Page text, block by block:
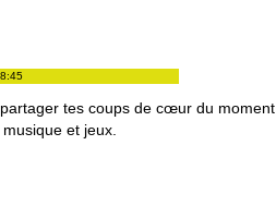
tes coups de cœur du moment
et jeux.